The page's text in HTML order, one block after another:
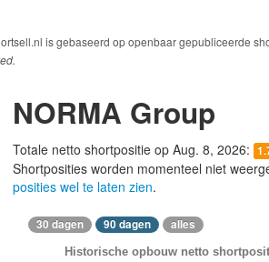
is gebaseerd op openbaar gepubliceerde
NORMA Group
Totale netto shortpositie op Aug. 8, 2026:
Shortposities worden momenteel niet
posities wel te laten zien.
30 dagen 90 dagen alles
Historische opbouw netto